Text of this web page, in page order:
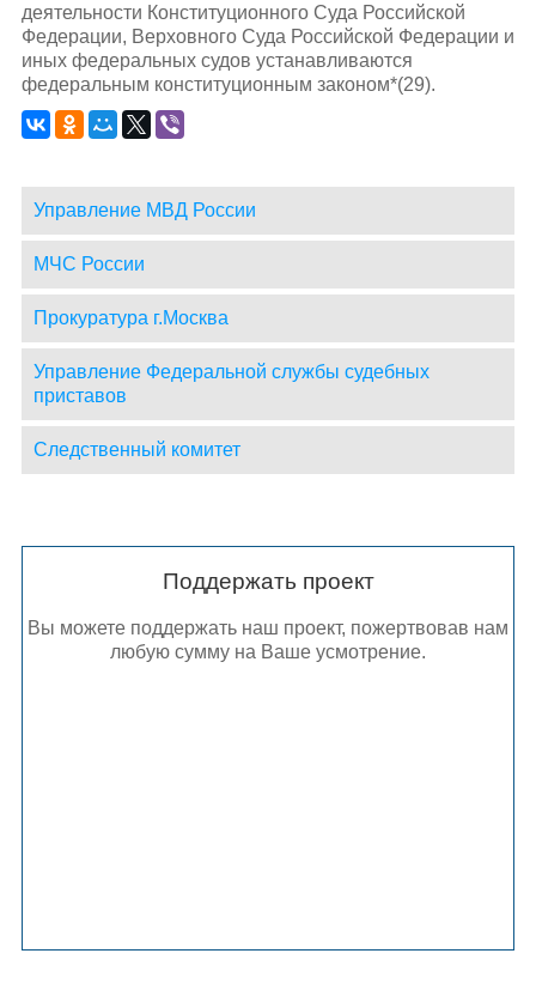
деятельности Конституционного Суда Российской
Федерации, Верховного Суда Российской Федерации и
иных федеральных судов устанавливаются
федеральным конституционным законом*(29).
Управление МВД России
МЧС России
Прокуратура г.Москва
Управление Федеральной службы судебных
приставов
Следственный комитет
Поддержать проект
Вы можете поддержать наш проект, пожертвовав нам
любую сумму на Ваше усмотрение.